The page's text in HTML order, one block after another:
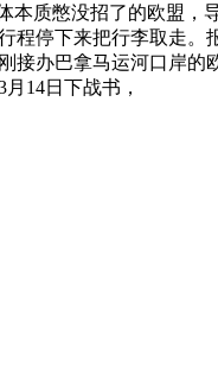
质憋没招了的欧盟
停下来把行李取走
办巴拿马运河口岸
14日下战书，